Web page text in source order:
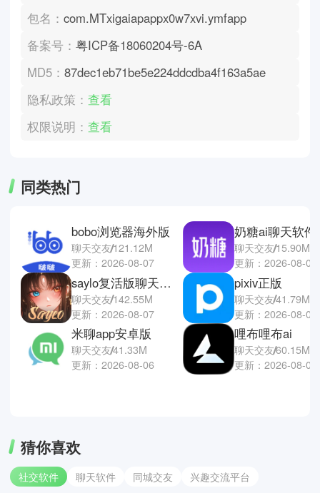
包名：com.MTxigaiapappx0w7xvi.ymfapp
备案号：粤ICP备18060204号-6A
MD5：87dec1eb71be5e224ddcdba4f163a5ae
隐私政策：查看
权限说明：查看
同类热门
bobo浏览器海外版
聊天交友121.12M
更新：2026-08-07
saylo复活版聊天软件
聊天交友142.55M
更新：2026-08-07
米聊app安卓版
聊天交友41.33M
更新：2026-08-06
聊天交友15.90M
更新：2026-08-06
pixiv正版
聊天交友41.79M
更新：2026-08-02
哩布哩布ai
聊天交友60.15M
更新：2026-08-02
猜你喜欢
社交软件 聊天软件 同城交友 兴趣交流平台